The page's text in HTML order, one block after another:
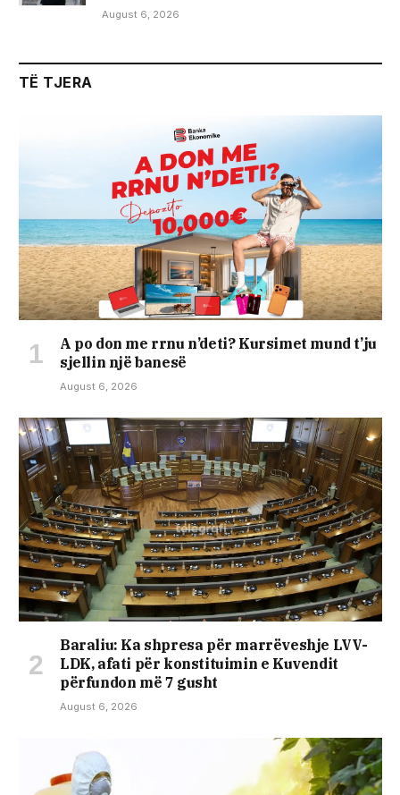
August 6, 2026
TË TJERA
A po don me rrnu n’deti? Kursimet mund t’ju
sjellin një banesë
August 6, 2026
Baraliu: Ka shpresa për marrëveshje LVV-
LDK, afati për konstituimin e Kuvendit
përfundon më 7 gusht
August 6, 2026